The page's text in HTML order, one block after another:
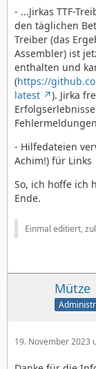
- ...Jirkas TTF-
den täglichen
Treiber (das
Assembler) ist
enthalten und
(https://
latest
). Jirka
- Hilfedateien
Achim!) für Links
So, ich hoffe ich
Ende.
Einmal editiert,
Mütze
19. November 2023